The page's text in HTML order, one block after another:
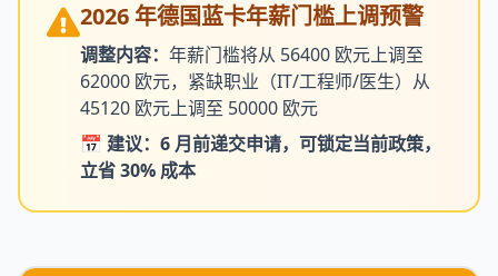
2026 年德国蓝卡年薪门槛上调预警
调整内容： 年薪门槛将从 56400 欧元上调至
62000 欧元，紧缺职业（IT/工程师/医生）从
45120 欧元上调至 50000 欧元
📅 建议：6 月前递交申请，可锁定当前政策，
立省 30% 成本